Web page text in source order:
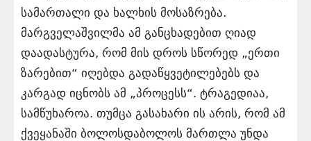
სამართალი და ხალხის მოსაზრება.
მარგველაშვილმა ამ განცხადებით ღიად
დაადასტურა, რომ მის დროს სწორედ „ერთი
ზარებით“ იღებდა გადაწყვეტილებებს და
კარგად იცნობს ამ „პროცესს“. ტრაგედიაა,
სამწუხაროა. თუმცა გასახარი ის არის, რომ ამ
ქვეყანაში ბოლოსდაბოლოს მართლა უნდა